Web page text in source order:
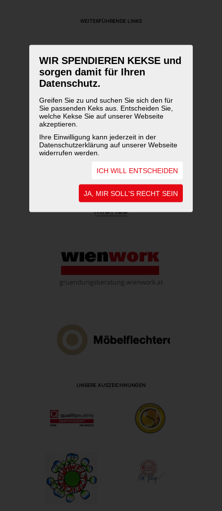
WIR SPENDIEREN KEKSE und
sorgen damit für Ihren
Datenschutz.
Greifen Sie zu und suchen Sie sich den für
Sie passenden Keks aus. Entscheiden Sie,
welche Kekse Sie auf unserer Webseite
akzeptieren.
Ihre Einwilligung kann jederzeit in der
Datenschutzerklärung auf unserer Webseite
widerrufen werden.
ICH WILL ENTSCHEIDEN
JA, MIR SOLL'S RECHT SEIN
WEITERFÜHRENDE LINKS
UNSERE AUSZEICHNUNGEN